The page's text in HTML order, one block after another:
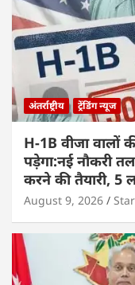
अंतर्राष्ट्रीय ट्रेंडिंग न्यूज
H-1B वीजा वालों
पड़ेगा:नई नौकरी
करने की तैयारी, 5
August 9, 2026